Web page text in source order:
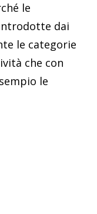
le
dai
le categorie
che con
le